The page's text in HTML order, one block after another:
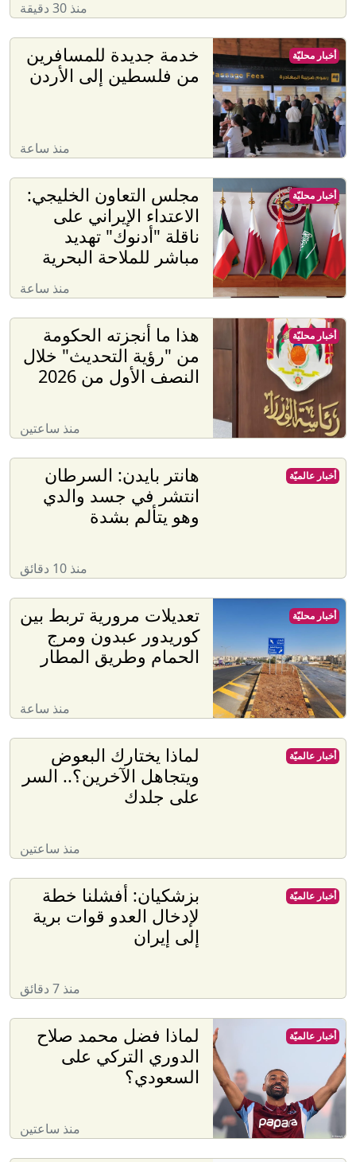
منذ 30 دقيقة
خدمة جديدة للمسافرين
من فلسطين إلى الأردن
منذ ساعة
أخبار محليّة
مجلس التعاون الخليجي:
الاعتداء الإيراني على
ناقلة "أدنوك" تهديد
مباشر للملاحة البحرية
منذ ساعة
أخبار محليّة
هذا ما أنجزته الحكومة
من "رؤية التحديث" خلال
النصف الأول من 2026
منذ ساعتين
أخبار محليّة
هانتر بايدن: السرطان
انتشر في جسد والدي
وهو يتألم بشدة
منذ 10 دقائق
أخبار عالميّة
تعديلات مرورية تربط بين
كوريدور عبدون ومرج
الحمام وطريق المطار
منذ ساعة
أخبار محليّة
لماذا يختارك البعوض
ويتجاهل الآخرين؟.. السر
على جلدك
منذ ساعتين
أخبار عالميّة
بزشكيان: أفشلنا خطة
لإدخال العدو قوات برية
إلى إيران
منذ 7 دقائق
أخبار عالميّة
لماذا فضل محمد صلاح
الدوري التركي على
السعودي؟
منذ ساعتين
أخبار عالميّة